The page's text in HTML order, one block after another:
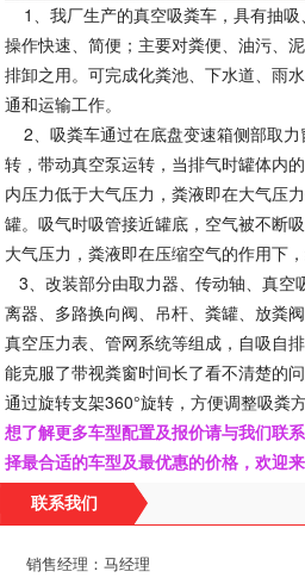
1、我厂生产的真空吸粪车，具有抽吸
操作快速、简便；主要对粪便、油污、
排卸之用。可完成化粪池、下水道、雨
通和运输工作。
2、吸粪车通过在底盘变速箱侧部取
转，带动真空泵运转，当排气时罐体内
内压力低于大气压力，粪液即在大气压
罐。吸气时吸管接近罐底，空气被不断
大气压力，粪液即在压缩空气的作用下
3、改装部分由取力器、传动轴、真空
离器、多路换向阀、吊杆、粪罐、放粪
真空压力表、管网系统等组成，自吸自
能克服了带视粪窗时间长了看不清楚的
通过旋转支架360°旋转，方便调整吸粪
想了解更多车型配置及报价请与我们联
择最合适的车型及最优惠的价格，欢迎
联系我们
销售经理：马经理